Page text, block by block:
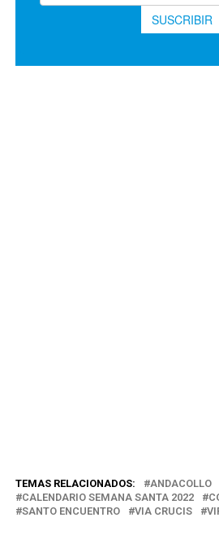
TEMAS RELACIONADOS:
ANDACOLLO
CALENDARIO SEMANA SANTA 2022
SANTO ENCUENTRO
VIA CRUCIS